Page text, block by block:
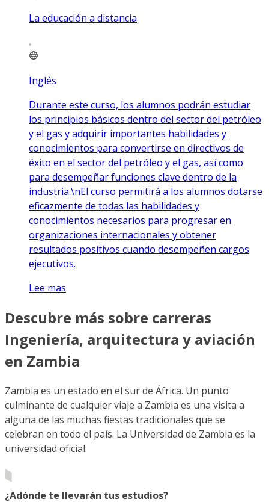
La educación a distancia
Inglés
Durante este curso, los alumnos podrán estudiar
los principios básicos dentro del sector del petróleo
y el gas y adquirir importantes habilidades y
conocimientos para convertirse en directivos de
éxito en el sector del petróleo y el gas, así como
para desempeñar funciones clave dentro de la
industria.\nEl curso permitirá a los alumnos dotarse
eficazmente de todas las habilidades y
conocimientos necesarios para progresar en
organizaciones internacionales y obtener
resultados positivos cuando desempeñen cargos
ejecutivos.
Lee mas
Descubre más sobre carreras
Ingeniería, arquitectura y aviación
en Zambia
Zambia es un estado en el sur de África. Un punto
culminante de cualquier viaje a Zambia es una visita a
alguna de las muchas fiestas tradicionales que se
celebran en todo el país. La Universidad de Zambia es la
universidad oficial.
¿Adónde te llevarán tus estudios?